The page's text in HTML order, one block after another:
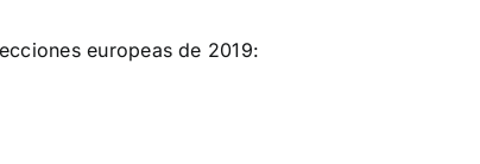
europeas de 2019: